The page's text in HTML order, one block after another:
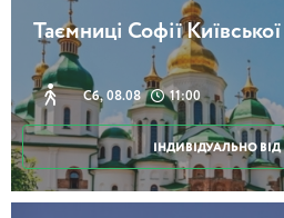
Таємниці Софії Київської
Сб, 08.08 11:00
ІНДИВІДУАЛЬНО ВІД